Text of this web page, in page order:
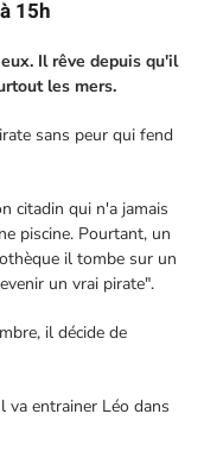
15h
Il rêve depuis qu'il
les mers.
sans peur qui fend
citadin qui n'a jamais
piscine. Pourtant, un
il tombe sur un
un vrai pirate".
il décide de
va entrainer Léo dans